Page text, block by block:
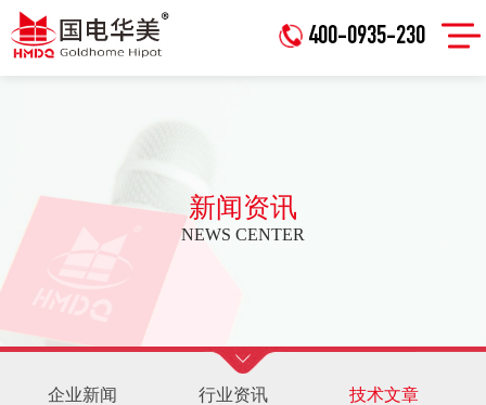
400-0935-230
新闻资讯
NEWS CENTER
企业新闻 行业资讯 技术文章